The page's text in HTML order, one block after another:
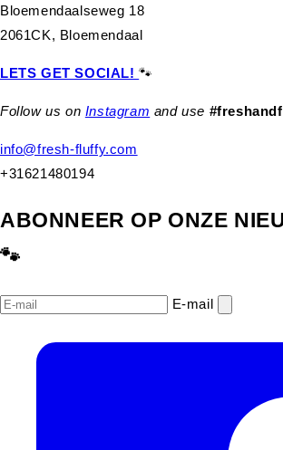
Bloemendaalseweg 18
2061CK, Bloemendaal
LETS GET SOCIAL!🐾
Follow us on Instagram and use
info@fresh-fluffy.com
+31621480194
ABONNEER OP ONZE
🐾
E‑mail